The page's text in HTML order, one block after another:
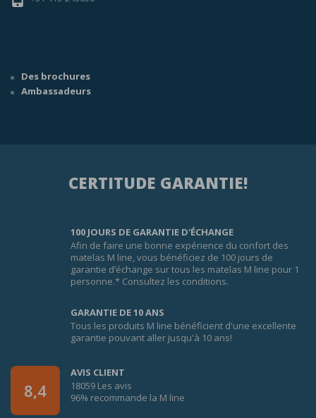
Des brochures
Ambassadeurs
CERTITUDE GARANTIE!
100 JOURS DE GARANTIE D'ÉCHANGE
Afin de faire une bonne expérience du confort des
matelas M line, vous bénéficiez de 100 jours de
garantie d’échange sur tous les matelas M line pour 1
personne.* Consultez les conditions.
GARANTIE DE 10 ANS
Tous les produits M line bénéficient d'une excellente
garantie pouvant aller jusqu'à 10 ans!
8,4
AVIS CLIENT
18059 Les avis
96% recommande la M line